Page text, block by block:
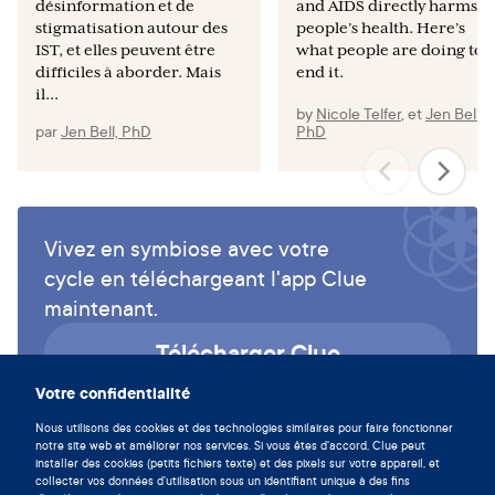
Votre confidentialité
Nous utilisons des cookies et des technologies similaires pour faire fonctionner
notre site web et améliorer nos services. Si vous êtes d'accord, Clue peut
installer des cookies (petits fichiers texte) et des pixels sur votre appareil, et
collecter vos données d'utilisation sous un identifiant unique à des fins
Nov;41(11):660-4.
Garland SM, Steben M, Sings HL, James M, Lu S, Railkar
R, Barr E, Haupt RM, Joura EA. Natural history of genital
warts: analysis of the placebo arm of 2 randomized phase
III trials of a quadrivalent human papillomavirus (types
psychological impact caused by genital warts: has the
Department of Health's choice of vaccination missed the
opportunity to prevent such morbidity? Int J STD AIDS.
2009 Oct;20(10):696-700.
Lacey CJ, Woodhall SC, Wikstrom A, Ross J. 2012
warts. J Eur Acad Dermatol Venereol. 2013
Mar;27(3):e263-70.
Stern PL, van der Burg SH, Hampson IN, Broker TR,
désinformation et de
stigmatisation autour des
IST, et elles peuvent être
difficiles à aborder. Mais
il...
parJen Bell, PhD
and AIDS directly harms
people’s health. Here’s
what people are doing to
end it.
by Nicole Telfer, etJen Bell,
PhD
Vivez en symbiose avec votre
cycle en téléchargeant l'app Clue
maintenant.
Télécharger Clue